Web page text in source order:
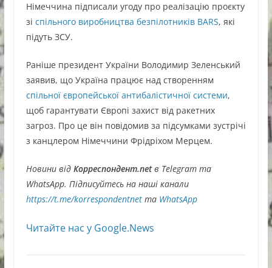
Німеччина підписали угоду про реалізацію проєкту
зі спільного виробництва безпілотників BARS, які
підуть ЗСУ.
Раніше президент України Володимир Зеленський
заявив, що Україна працює над створенням
спільної європейської антибалістичної системи,
щоб гарантувати Європі захист від ракетних
загроз. Про це він повідомив за підсумками зустрічі
з канцлером Німеччини Фрідріхом Мерцем.
Новини відКорреспондент.netв Telegram та
WhatsApp. Підписуйтесь на наші канали
https://t.me/korrespondentnetта WhatsApp
Читайте нас у Google.News